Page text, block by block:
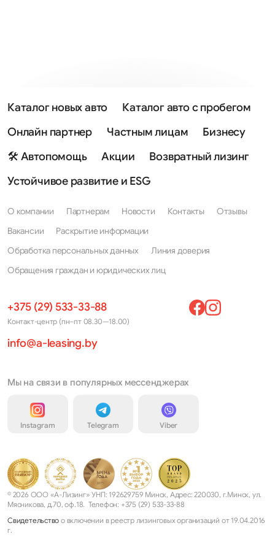
Каталог новых авто
Каталог авто с пробегом
Онлайн партнер
Частным лицам
Бизнесу
🛠 Автопомощь
Акции
Возвратный лизинг
Устойчивое развитие и ESG
О компании Партнерам Новости Контакты
Отзывы
Вакансии
Раскрытие информации
Обработка персональных данных
Линия доверия
Обращения граждан и юридических лиц
+375 (29) 533-33-88
Контакт-центр (пн–пт 08.30—18.00)
info@a-leasing.by
Мы на связи в популярных мессенджерах
Instagram Telegram Viber
© 2026 ООО «А-Лизинг» УНП: 192629759 Минск, Адрес: 220030, г.Минск, ул.
Мясникова, д.70, оф.18. Телефон: +375 (29) 533-33-88
Свидетельство о включении в реестр лизинговых организаций от 19.04.2016
г.